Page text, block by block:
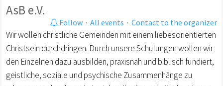
AsB e.V.
Follow · All events · Contact to the organizer
Wir wollen christliche Gemeinden mit einem liebesorientierten
Christsein durchdringen. Durch unsere Schulungen wollen wir
den Einzelnen dazu ausbilden, praxisnah und biblisch fundiert,
geistliche, soziale und psychische Zusammenhänge zu